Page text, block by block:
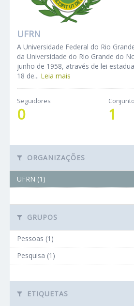
UFRN
A Universidade Federal do Rio
da Universidade do Rio Grande do
junho de 1958, através de lei
18 de... Leia mais
Seguidores
0 1
ORGANIZAÇÕES
UFRN (1)
GRUPOS
Pessoas (1)
Pesquisa (1)
ETIQUETAS